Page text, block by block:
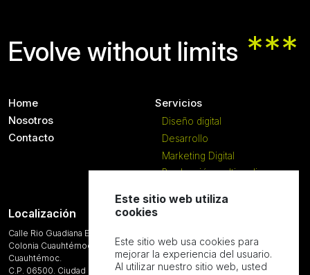
Evolve without limits ***
Home
Nosotros
Contacto
Servicios
Diseño digital
Desarrollo
Marketing Digital
Producción multimedia
Localización
Calle Rio Guadiana Ext. 18 Int. 6,
Colonia Cuauhtémoc. Alcaldía
Cuauhtémoc.
C.P. 06500. Ciudad de México.
Contáctanos
atencion@numendigital.mx
Agenda una cita
Este sitio web utiliza
cookies
Este sitio web usa cookies para
mejorar la experiencia del usuario.
Al utilizar nuestro sitio web, usted